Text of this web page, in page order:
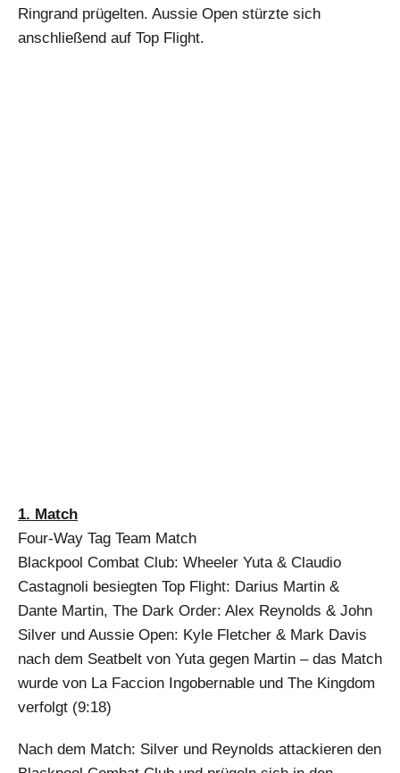
Ringrand prügelten. Aussie Open stürzte sich
anschließend auf Top Flight.
1. Match
Four-Way Tag Team Match
Blackpool Combat Club: Wheeler Yuta & Claudio
Castagnoli besiegten Top Flight: Darius Martin &
Dante Martin, The Dark Order: Alex Reynolds & John
Silver und Aussie Open: Kyle Fletcher & Mark Davis
nach dem Seatbelt von Yuta gegen Martin – das Match
wurde von La Faccion Ingobernable und The Kingdom
verfolgt (9:18)
Nach dem Match: Silver und Reynolds attackieren den